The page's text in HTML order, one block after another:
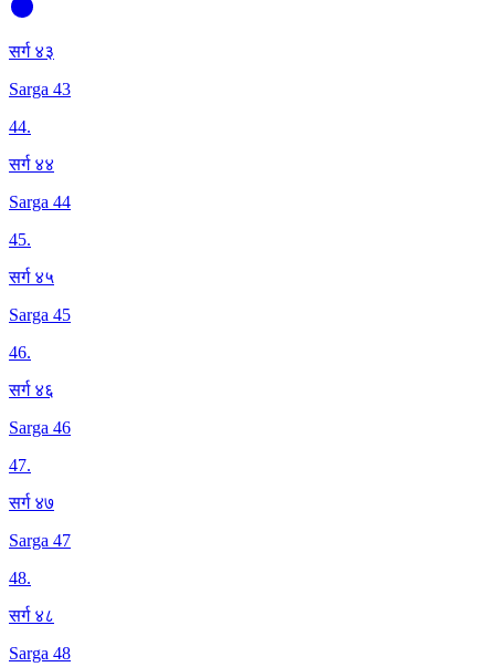
सर्ग ४३
Sarga 43
44.
सर्ग ४४
Sarga 44
45.
सर्ग ४५
Sarga 45
46.
सर्ग ४६
Sarga 46
47.
सर्ग ४७
Sarga 47
48.
सर्ग ४८
Sarga 48